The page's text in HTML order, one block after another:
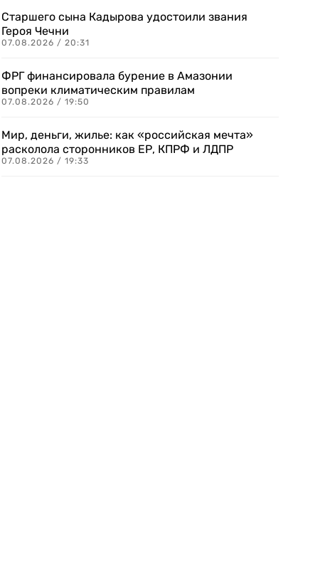
Старшего сына Кадырова удостоили звания
Героя Чечни
07.08.2026 / 20:31
ФРГ финансировала бурение в Амазонии
вопреки климатическим правилам
07.08.2026 / 19:50
Мир, деньги, жилье: как «российская мечта»
расколола сторонников ЕР, КПРФ и ЛДПР
07.08.2026 / 19:33